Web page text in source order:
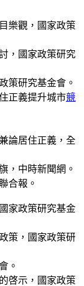
樂觀，國家政策
，國家政策研究
策研究基金會。
正義提升城市競
論居住正義，全
，中時新聞網。
合報。
家政策研究基金
策，國家政策研
。
啓示，國家政策